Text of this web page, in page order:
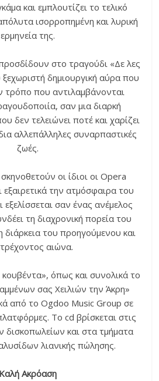
και εμπλουτίζει το τελικό
ισορροπημένη και λυρική
ερμηνεία της.
στο τραγούδι «Δε λες
δημιουργική αύρα που
τρόπο που αντιλαμβάνονται
σαν μια διαρκή
δεν τελειώνει ποτέ και χαρίζει
αλλεπάλληλες συναρπαστικές
ζωές.
οι ίδιοι οι Opera
την ατμόσφαιρα του
σαν ένας ανέμελος
τη διαχρονική πορεία του
διάρκεια του προηγούμενου και
αιώνα.
όπως και συνολικά το
σας Χειλιών την Άκρη»
από το Ogdoo Music Group σε
To cd βρίσκεται στις
και στα τμήματα
λιανικής πώλησης.
Καλή Ακρόαση